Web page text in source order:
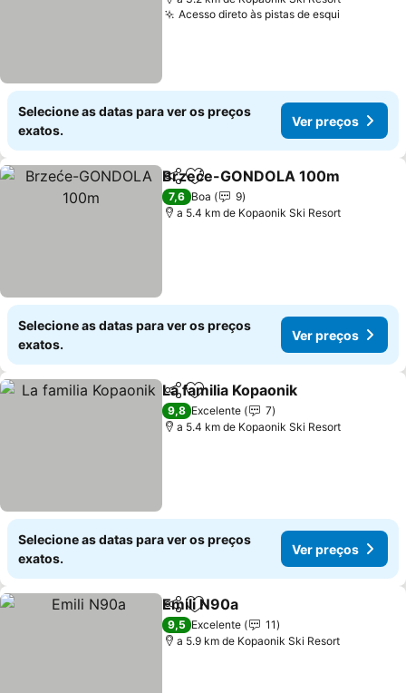
Acesso direto às pistas de esqui
Selecione as datas para ver os preços
exatos.
Ver preços
PartilharAdicionar aos favoritos
Brzeće-GONDOLA 100m
7,6 Boa
9
a 5.4 km de Kopaonik Ski Resort
Selecione as datas para ver os preços
exatos.
Ver preços
PartilharAdicionar aos favoritos
La familia Kopaonik
9,8 Excelente
7
a 5.4 km de Kopaonik Ski Resort
Selecione as datas para ver os preços
exatos.
Ver preços
PartilharAdicionar aos favoritos
Emili N90a
9,5 Excelente
11
a 5.9 km de Kopaonik Ski Resort